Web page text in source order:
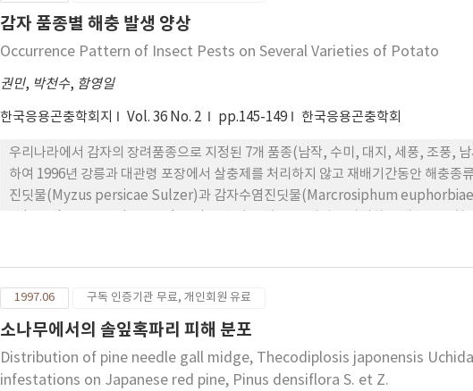
감자 품종별 해충 발생 양상
Occurrence Pattern of Insect Pests on Several Varieties of Potato
권민, 박천수, 함영일
한국응용곤충학회지 Vol. 36 No. 2 pp.145-149 한국응용곤충학회
우리나라에서 감자의 장려품종으로 지정된 7개 품종(남작, 수미, 대지, 세풍, 조풍,
하여 1996년 강릉과 대관령 포장에서 살충제를 처리하지 않고 재배기간동안 해충종
진딧물(Myzus persicae Sulzer)과 감자수염진딧물(Marcrosiphum euphorbiae
충이, 땅속에서 괴경을 가해하는 해충으로 청동방아벌레(Selatosomus
으로 많았다. 정동방아벌레 유충에 의한 괴경피해율은 남작, 수미, 대지, 조풍 품종이
정은 50.5%, 46.8%로 매우 높았다.
1997.06 구독 인증기관 무료, 개인회원 유료
소나무에서의 솔잎혹파리 피해 분포
Distribution of pine needle gall midge, Thecodiplosis japonensis
infestations on Japanese red pine, Pinus densiflora S. et Z.